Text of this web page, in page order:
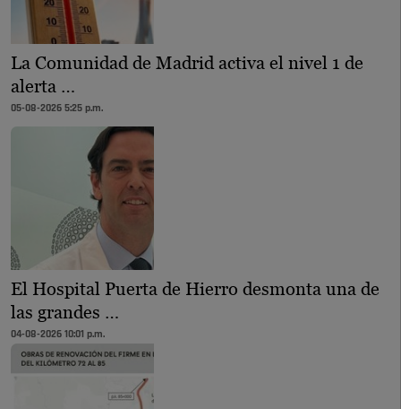
La Comunidad de Madrid activa el nivel 1 de
alerta …
05-08-2026 5:25 p.m.
El Hospital Puerta de Hierro desmonta una de
las grandes …
04-08-2026 10:01 p.m.